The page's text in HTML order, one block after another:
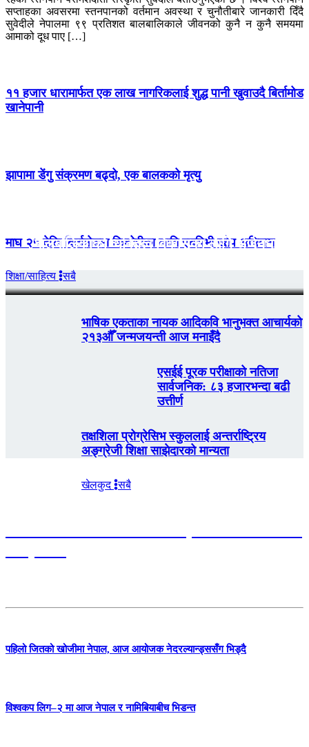
सप्ताहका अवसरमा स्तनपानको वर्तमान अवस्था र चुनौतीबारे जानकारी दिँदै
सुवेदीले नेपालमा ९९ प्रतिशत बालबालिकाले जीवनको कुनै न कुनै समयमा
आमाको दूध पाए […]
११ हजार धारामार्फत एक लाख नागरिकलाई शुद्ध पानी खुवाउदै बिर्तामोड
खानेपानी
झापामा डेंगु संक्रमण बढ्दो, एक बालकको मृत्यु
माघ २५ देखि बिर्तामोडमा किशोरीका लागि एचपिभी खोप अभियान
शिक्षा/साहित्य सबै
बालबालिकाको व्यक्तित्व विकासका लागि अर्जुनधारामा
भाषिक एकताका नायक आदिकवि भानुभक्त आचार्यको
२१३औँ जन्मजयन्ती आज मनाइँदै
एसईई पूरक परीक्षाको नतिजा
सार्वजनिक: ८३ हजारभन्दा बढी
उत्तीर्ण
तक्षशिला प्रोग्रेसिभ स्कुललाई अन्तर्राष्ट्रिय
अङ्ग्रेजी शिक्षा साझेदारको मान्यता
खेलकुद सबै
पहिलो जितको खोजीमा नेपाल, आज आयोजक नेदरल्यान्ड्ससँग भिड्दै
विश्वकप लिग–२ मा आज नेपाल र नामिबियाबीच भिडन्त